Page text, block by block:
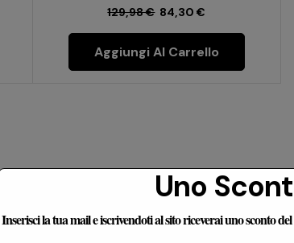
129,98€ 84,30€
Aggiungi Al Carrello
Le Recensioni Dei
Uno
Inserisci la tua mail e iscrivendoti al sito riceverai uno sconto